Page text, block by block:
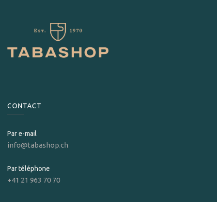
CONTACT
Par e-mail
info@tabashop.ch
Par téléphone
+41 21 963 70 70